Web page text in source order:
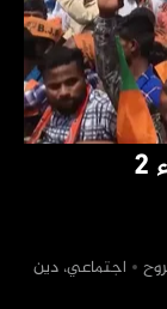
‏اجتماعي، دين